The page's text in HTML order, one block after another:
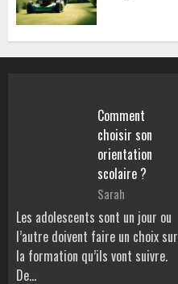
Comment
choisir son
orientation
scolaire ?
Sarah
Les adolescents sont un jour ou
l’autre doivent faire un choix sur
la formation qu’ils vont suivre.
De…